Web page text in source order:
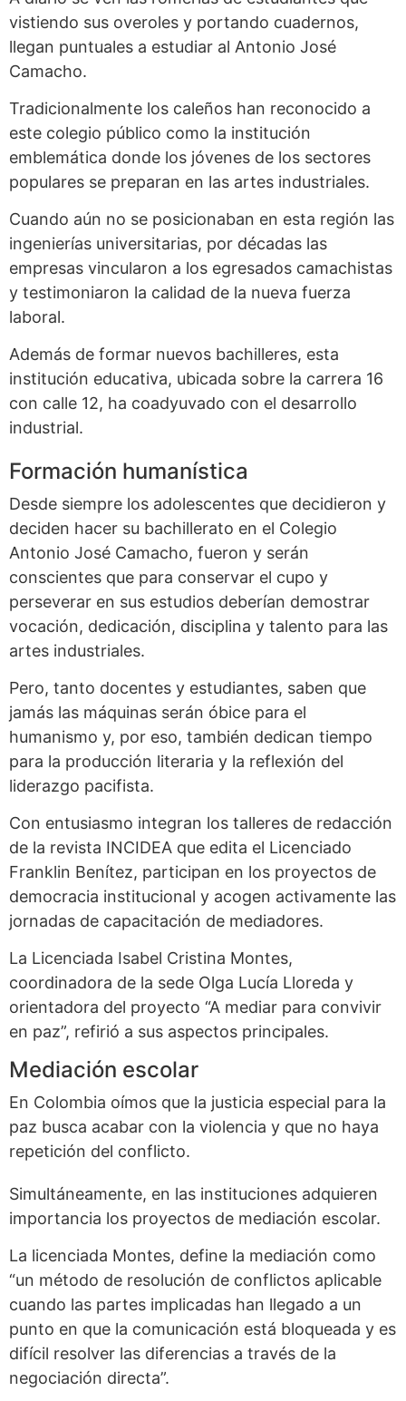
vistiendo sus overoles y portando cuadernos,
llegan puntuales a estudiar al Antonio José
Camacho.
Tradicionalmente los caleños han reconocido a
este colegio público como la institución
emblemática donde los jóvenes de los sectores
populares se preparan en las artes industriales.
Cuando aún no se posicionaban en esta región las
ingenierías universitarias, por décadas las
empresas vincularon a los egresados camachistas
y testimoniaron la calidad de la nueva fuerza
laboral.
Además de formar nuevos bachilleres, esta
institución educativa, ubicada sobre la carrera 16
con calle 12, ha coadyuvado con el desarrollo
industrial.
Formación humanística
Desde siempre los adolescentes que decidieron y
deciden hacer su bachillerato en el Colegio
Antonio José Camacho, fueron y serán
conscientes que para conservar el cupo y
perseverar en sus estudios deberían demostrar
vocación, dedicación, disciplina y talento para las
artes industriales.
Pero, tanto docentes y estudiantes, saben que
jamás las máquinas serán óbice para el
humanismo y, por eso, también dedican tiempo
para la producción literaria y la reflexión del
liderazgo pacifista.
Con entusiasmo integran los talleres de redacción
de la revista INCIDEA que edita el Licenciado
Franklin Benítez, participan en los proyectos de
democracia institucional y acogen activamente las
jornadas de capacitación de mediadores.
La Licenciada Isabel Cristina Montes,
coordinadora de la sede Olga Lucía Lloreda y
orientadora del proyecto “A mediar para convivir
en paz”, refirió a sus aspectos principales.
Mediación escolar
En Colombia oímos que la justicia especial para la
paz busca acabar con la violencia y que no haya
repetición del conflicto.
Simultáneamente, en las instituciones adquieren
importancia los proyectos de mediación escolar.
La licenciada Montes, define la mediación como
“un método de resolución de conflictos aplicable
cuando las partes implicadas han llegado a un
punto en que la comunicación está bloqueada y es
difícil resolver las diferencias a través de la
negociación directa”.